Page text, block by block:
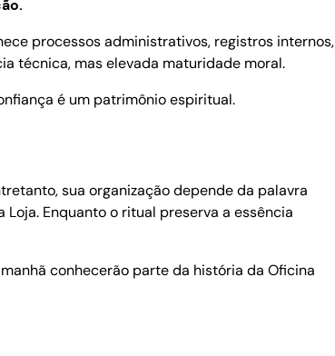
processos administrativos, registros internos,
técnica, mas elevada maturidade moral.
é um patrimônio espiritual.
sua organização depende da palavra
Enquanto o ritual preserva a essência
conhecerão parte da história da Oficina